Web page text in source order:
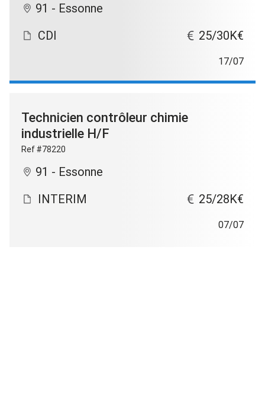
91 - Essonne
CDI
25/30K€
17/07
Technicien contrôleur chimie
industrielle H/F
Ref #78220
91 - Essonne
INTERIM
25/28K€
07/07